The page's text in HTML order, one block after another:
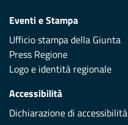
Eventi e Stampa
Ufficio stampa della Giunta
Press Regione
Logo e identità regionale
Accessibilità
Dichiarazione di accessibilità